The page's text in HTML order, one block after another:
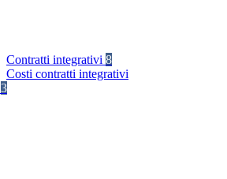
Contratti integrativi 8
Costi contratti integrativi
3